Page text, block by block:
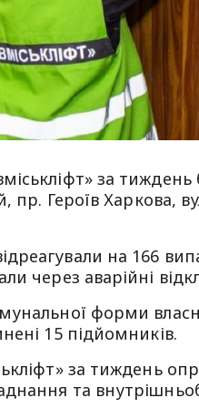
за
пр. Героїв Харкова,
на 166
через аварійні
форми
15 підйомників.
за тиждень
та